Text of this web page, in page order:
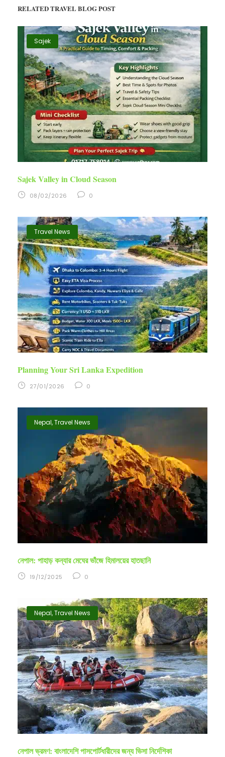
RELATED TRAVEL BLOG POST
Sajek
Sajek Valley in Cloud Season
08/02/2026 0
Travel News
Planning Your Sri Lanka Expedition
27/01/2026 0
Nepal,Travel News
নেপাল: পাহাড় কন্যার মেঘের ভাঁজে হিমালয়ের হাতছানি
19/12/2025 0
Nepal,Travel News
নেপাল ভ্রমণ: বাংলাদেশি পাসপোর্টধারীদের জন্য ভিসা নির্দেশিকা